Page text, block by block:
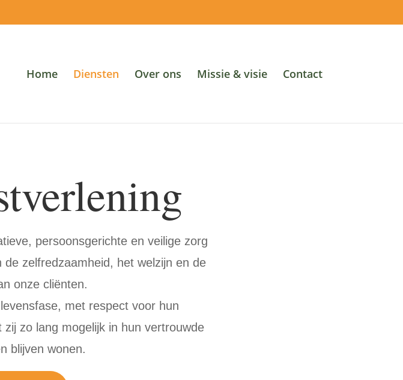
Home Diensten Over ons Missie & visie Contact
persoonsgerichte en veilige zorg
zelfredzaamheid, het welzijn en de
onze cliënten.
met respect voor hun
zo lang mogelijk in hun vertrouwde
blijven wonen.